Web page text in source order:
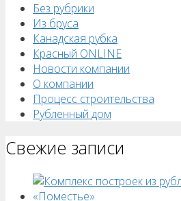
Без рубрики
Из бруса
Канадская рубка
Красный ONLINE
Новости компании
О компании
Процесс строительства
Рубленный дом
Свежие записи